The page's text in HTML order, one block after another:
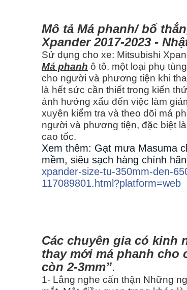
Mô tả Má phanh/ bố
Xpander 2017-2023 -
Sử dụng cho xe: Mitsubishi
Má phanh ô tô, một loại phụ
cho người và phương tiện khi
là hết sức cần thiết trong kiến
ảnh hưởng xấu đến việc làm
xuyên kiểm tra và theo dõi má
người và phương tiện, đặc biệt
cao tốc.
Xem thêm: Gạt mưa Masuma
mềm, siêu sạch hàng chính
xpander-size-tu-350mm-den-
117089801.html?platform=web
Các chuyên gia có kinh
thay mới má phanh cho
còn 2-3mm”.
1- Lắng nghe cẩn thận Những